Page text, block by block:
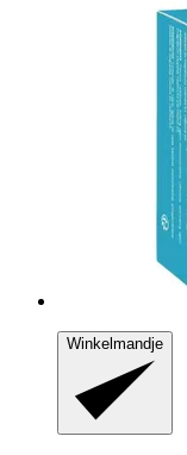
Winkelmandje